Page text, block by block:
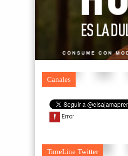
Canales
TimeLine Twitter